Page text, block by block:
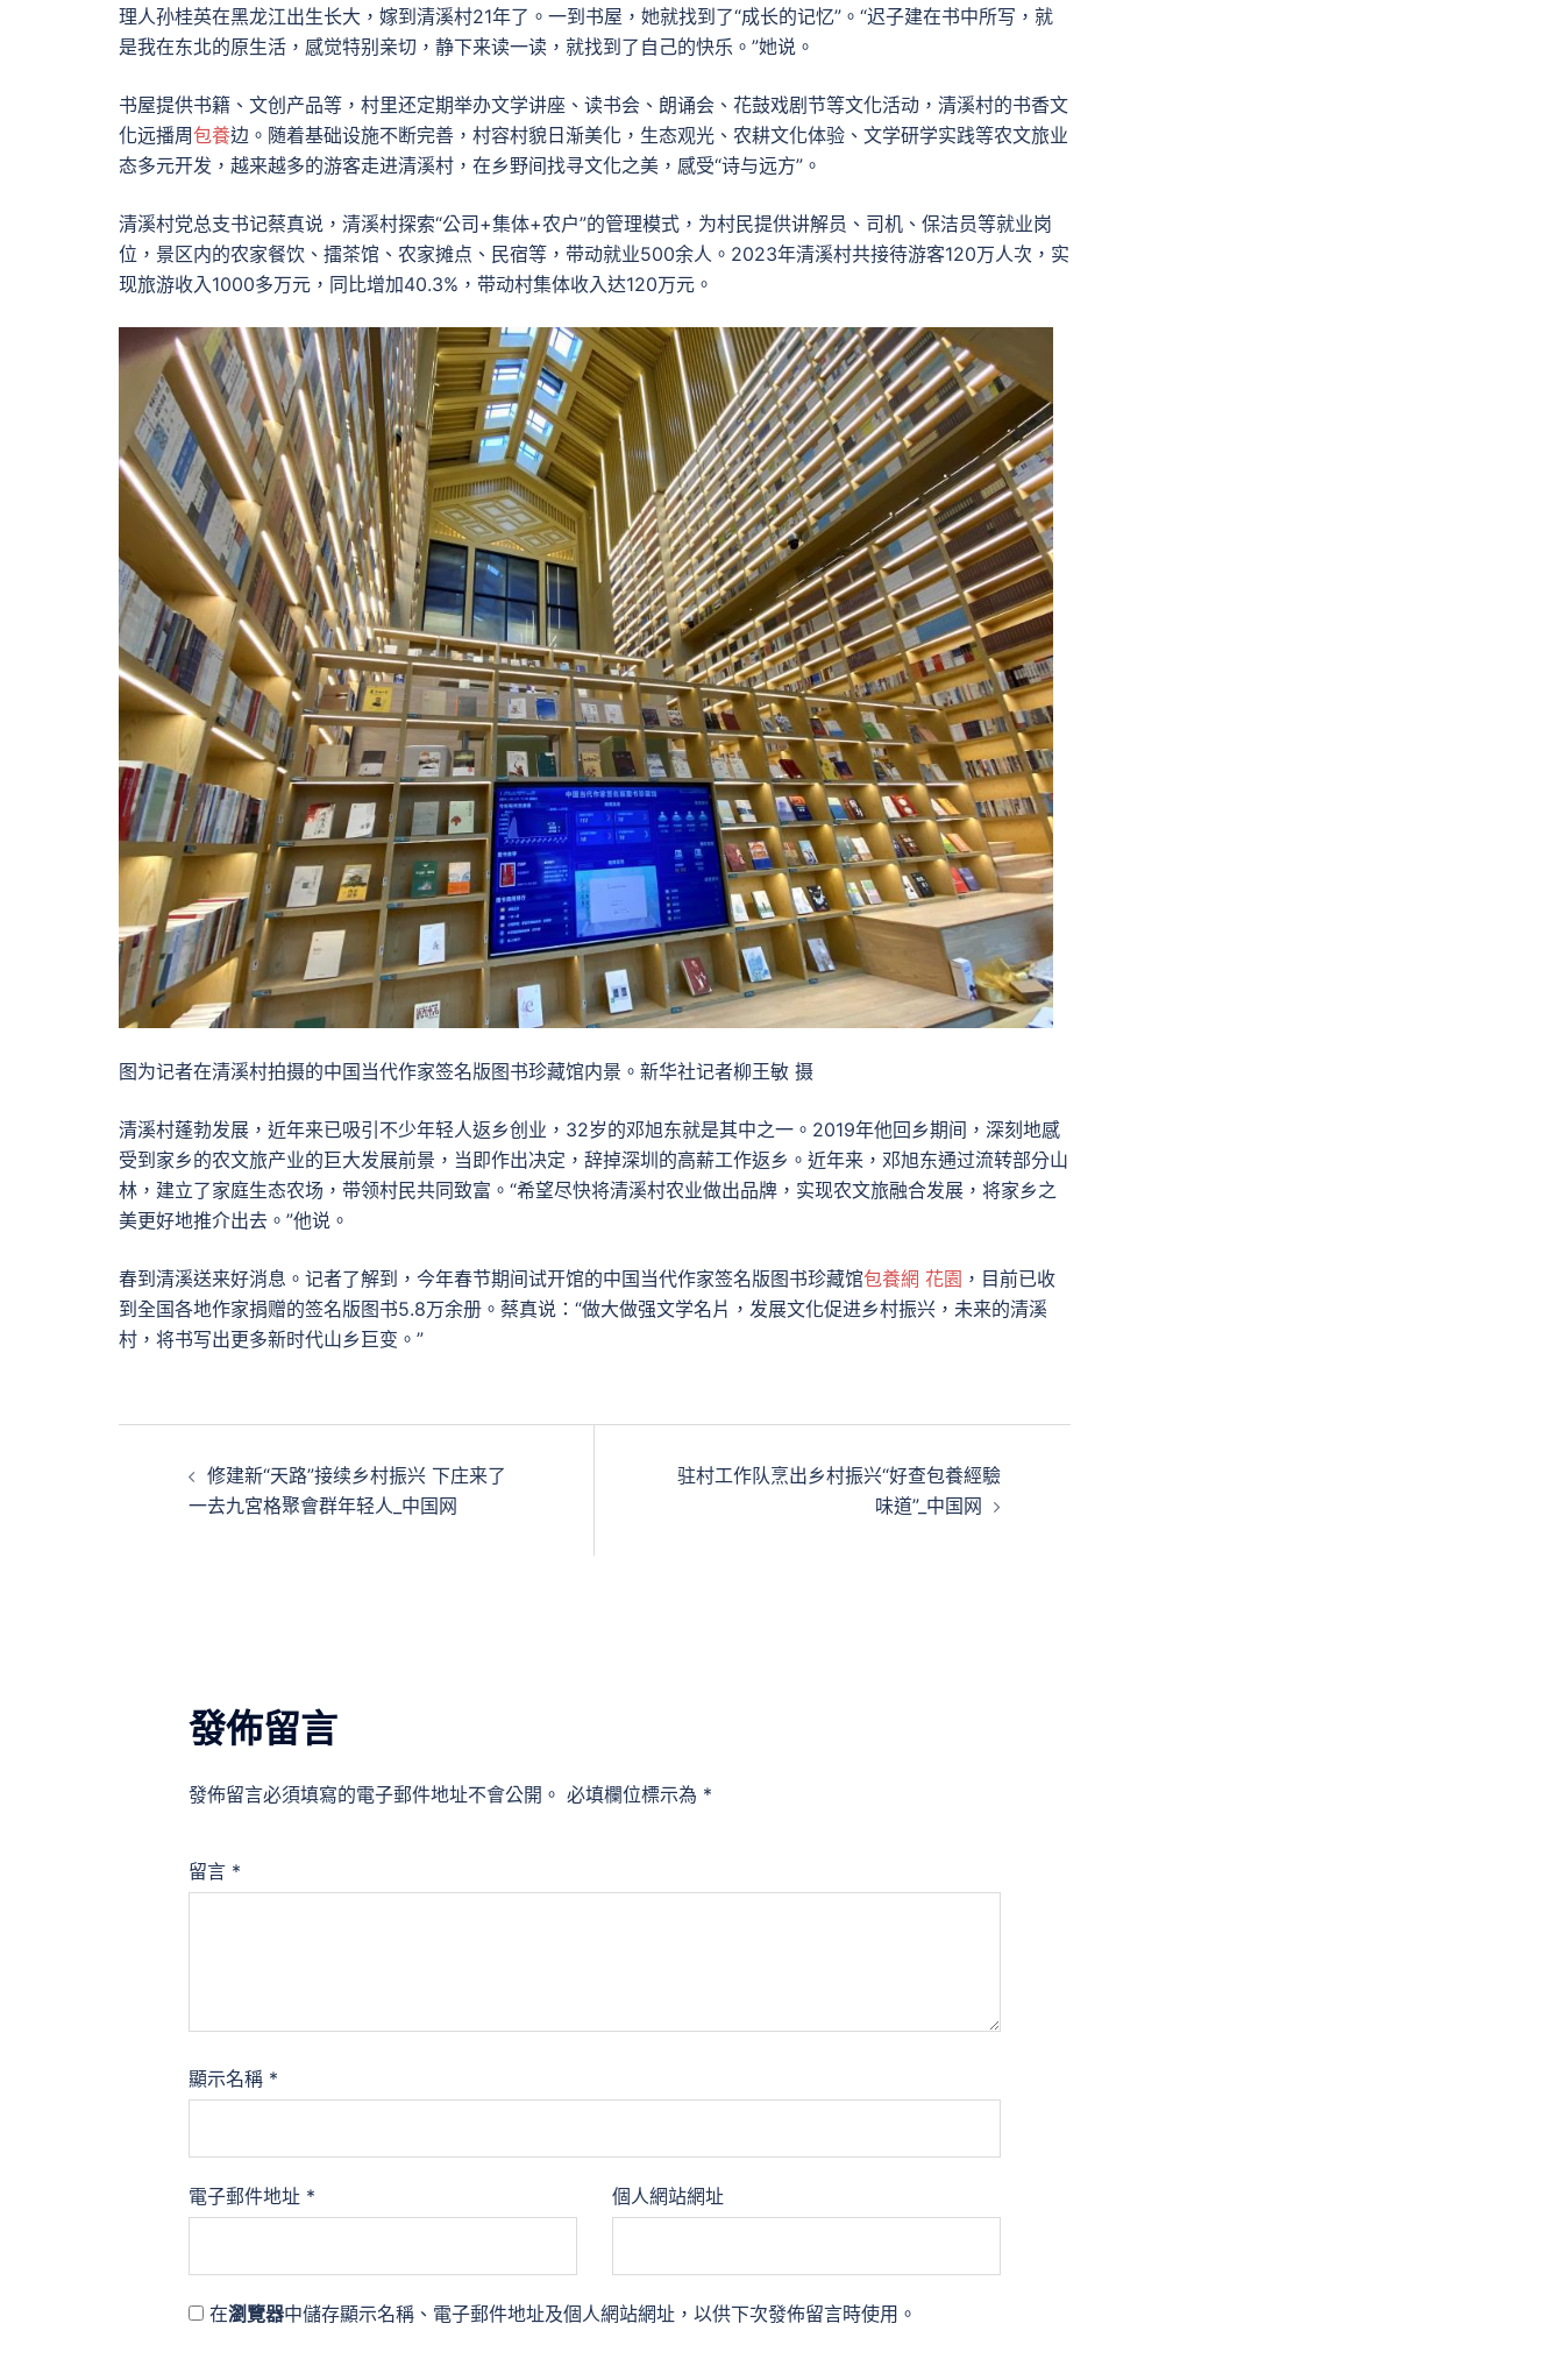
理人孙桂英在黑龙江出生长大，嫁到清溪村21年了。一到书屋，她就找到了“成长的记忆”。“迟子建在书中所写，就
是我在东北的原生活，感觉特别亲切，静下来读一读，就找到了自己的快乐。”她说。
书屋提供书籍、文创产品等，村里还定期举办文学讲座、读书会、朗诵会、花鼓戏剧节等文化活动，清溪村的书香文
化远播周包養边。随着基础设施不断完善，村容村貌日渐美化，生态观光、农耕文化体验、文学研学实践等农文旅业
态多元开发，越来越多的游客走进清溪村，在乡野间找寻文化之美，感受“诗与远方”。
清溪村党总支书记蔡真说，清溪村探索“公司+集体+农户”的管理模式，为村民提供讲解员、司机、保洁员等就业岗
位，景区内的农家餐饮、擂茶馆、农家摊点、民宿等，带动就业500余人。2023年清溪村共接待游客120万人次，实
现旅游收入1000多万元，同比增加40.3%，带动村集体收入达120万元。
图为记者在清溪村拍摄的中国当代作家签名版图书珍藏馆内景。新华社记者柳王敏 摄
清溪村蓬勃发展，近年来已吸引不少年轻人返乡创业，32岁的邓旭东就是其中之一。2019年他回乡期间，深刻地感
受到家乡的农文旅产业的巨大发展前景，当即作出决定，辞掉深圳的高薪工作返乡。近年来，邓旭东通过流转部分山
林，建立了家庭生态农场，带领村民共同致富。“希望尽快将清溪村农业做出品牌，实现农文旅融合发展，将家乡之
美更好地推介出去。”他说。
春到清溪送来好消息。记者了解到，今年春节期间试开馆的中国当代作家签名版图书珍藏馆包養網 花園 ，目前已收
到全国各地作家捐赠的签名版图书5.8万余册。蔡真说：“做大做强文学名片，发展文化促进乡村振兴，未来的清溪
村，将书写出更多新时代山乡巨变。”
修建新“天路”接续乡村振兴 下庄来了
一去九宮格聚會群年轻人_中国网
驻村工作队烹出乡村振兴“好查包養經驗
味道”_中国网
發佈留言
發佈留言必須填寫的電子郵件地址不會公開。 必填欄位標示為 *
留言 *
顯示名稱 *
電子郵件地址 * 個人網站網址
在瀏覽器中儲存顯示名稱、電子郵件地址及個人網站網址，以供下次發佈留言時使用。